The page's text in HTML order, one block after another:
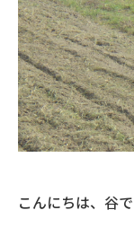
こんにちは、谷で